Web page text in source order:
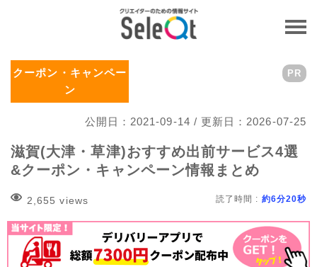
クーポン・キャンペー
ン
公開日：2021-09-14 / 更新日：2026-07-25
PR
滋賀(大津・草津)おすすめ出前サービス4選
&クーポン・キャンペーン情報まとめ
2,655 views 読了時間 : 約6分20秒